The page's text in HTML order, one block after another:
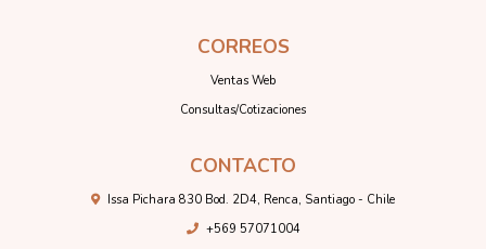
CORREOS
Ventas Web
Consultas/Cotizaciones
CONTACTO
Issa Pichara 830 Bod. 2D4, Renca, Santiago - Chile
+569 57071004